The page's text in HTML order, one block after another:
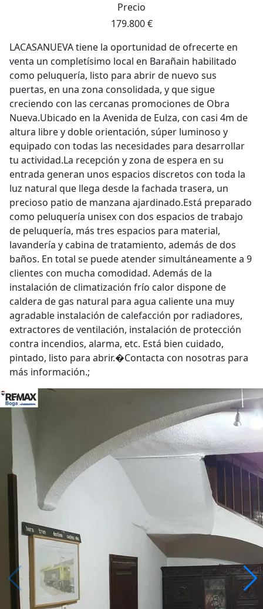
Precio
179.800 €
LACASANUEVA tiene la oportunidad de ofrecerte en
venta un completísimo local en Barañain habilitado
como peluquería, listo para abrir de nuevo sus
puertas, en una zona consolidada, y que sigue
creciendo con las cercanas promociones de Obra
Nueva.Ubicado en la Avenida de Eulza, con casi 4m de
altura libre y doble orientación, súper luminoso y
equipado con todas las necesidades para desarrollar
tu actividad.La recepción y zona de espera en su
entrada generan unos espacios discretos con toda la
luz natural que llega desde la fachada trasera, un
precioso patio de manzana ajardinado.Está preparado
como peluquería unisex con dos espacios de trabajo
de peluquería, más tres espacios para material,
lavandería y cabina de tratamiento, además de dos
baños. En total se puede atender simultáneamente a 9
clientes con mucha comodidad. Además de la
instalación de climatización frío calor dispone de
caldera de gas natural para agua caliente una muy
agradable instalación de calefacción por radiadores,
extractores de ventilación, instalación de protección
contra incendios, alarma, etc. Está bien cuidado,
pintado, listo para abrir.�Contacta con nosotras para
más información.;